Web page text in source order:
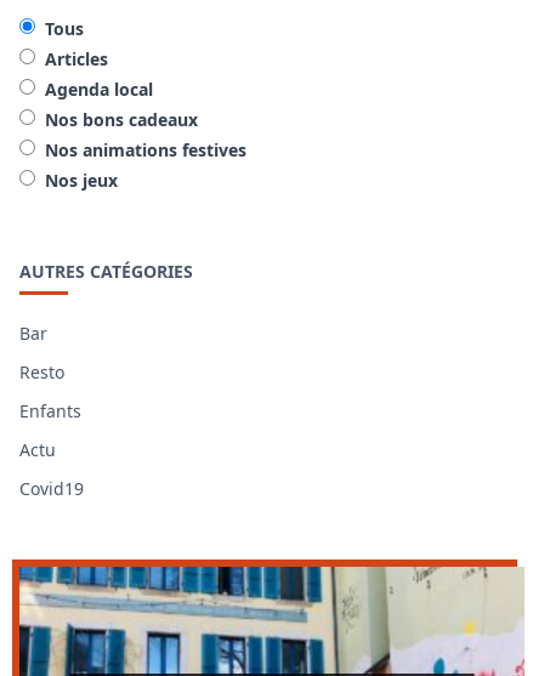
Tous
Articles
Agenda local
Nos bons cadeaux
Nos animations festives
Nos jeux
AUTRES CATÉGORIES
Bar
Resto
Enfants
Actu
Covid19